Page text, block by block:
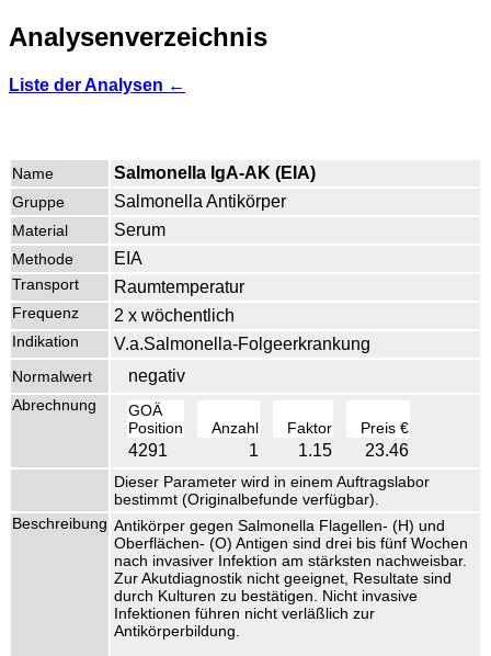
Analysenverzeichnis
Liste der Analysen ←
Name Salmonella IgA-AK (EIA)
Gruppe Salmonella Antikörper
Material Serum
Methode EIA
Transport Raumtemperatur
Frequenz 2 x wöchentlich
Indikation V.a.Salmonella-Folgeerkrankung
Normalwert negativ
Abrechnung
GOÄ
Position
Anzahl Faktor Preis €
4291 1 1.15 23.46
Dieser Parameter wird in einem Auftragslabor
bestimmt (Originalbefunde verfügbar).
Beschreibung Antikörper gegen Salmonella Flagellen- (H) und
Oberflächen- (O) Antigen sind drei bis fünf Wochen
nach invasiver Infektion am stärksten nachweisbar.
Zur Akutdiagnostik nicht geeignet, Resultate sind
durch Kulturen zu bestätigen. Nicht invasive
Infektionen führen nicht verläßlich zur
Antikörperbildung.